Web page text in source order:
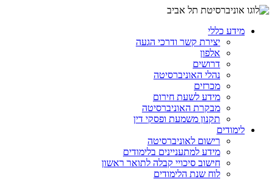
מידע כללי
יצירת קשר ודרכי הגעה
אלפון
דרושים
נהלי האוניברסיטה
מכרזים
מידע לשעת חירום
מבקרת האוניברסיטה
תקנון משמעת ופסקי דין
לימודים
רישום לאוניברסיטה
מידע למתעניינים בלימודים
חישוב סיכויי קבלה לתואר ראשון
לוח שנת הלימודים